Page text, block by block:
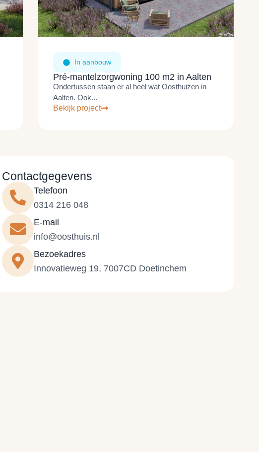
In aanbouw
Pré-mantelzorgwoning 100 m2 in Aalten
Ondertussen staan er al heel wat Oosthuizen in
Aalten. Ook...
Bekijk project
Contactgegevens
Telefoon
0314 216 048
E-mail
info@oosthuis.nl
Bezoekadres
Innovatieweg 19, 7007CD Doetinchem